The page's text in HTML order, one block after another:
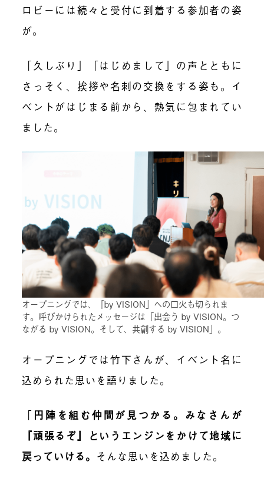
ロビーには続々と受付に到着する参加者の姿
が。
「久しぶり」「はじめまして」の声とともに
さっそく、挨拶や名刺の交換をする姿も。イ
ベントがはじまる前から、熱気に包まれてい
ました。
オープニングでは、「by VISION」への口火も切られま
す。呼びかけられたメッセージは「出会う by VISION。つ
ながる by VISION。そして、共創する by VISION」。
オープニングでは竹下さんが、イベント名に
込められた思いを語りました。
「 円陣を組む仲間が見つかる。みなさんが
『頑張るぞ』というエンジンをかけて地域に
戻っていける。 そんな思いを込めました。